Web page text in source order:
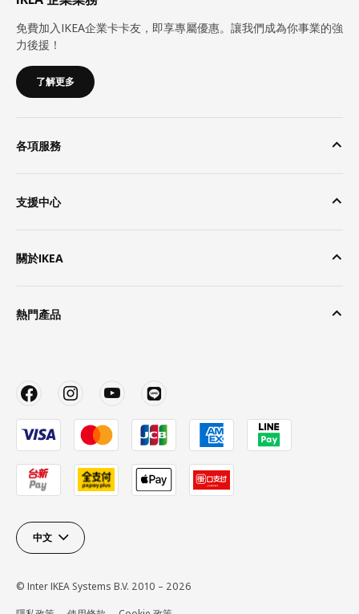
免費加入IKEA企業卡卡友，即享專屬優惠。讓我們成為你事業的強
力後援！
了解更多
各項服務
支援中心
關於IKEA
熱門產品
中文
© Inter IKEA Systems B.V. 2010 – 2026